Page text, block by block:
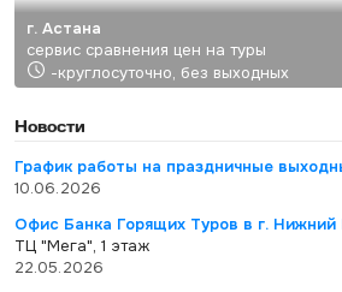
г. Астана
сервис сравнения цен на туры
-круглосуточно, без выходных
Новости
График работы на праздничные
10.06.2026
Офис Банка Горящих Туров в г. Нижний
ТЦ "Мега", 1 этаж
22.05.2026